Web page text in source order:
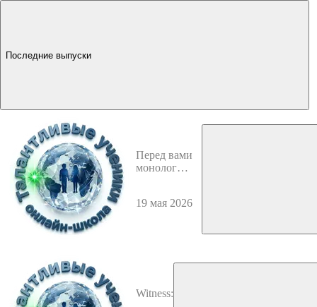
Последние выпуски
Перед вами
монолог
его 1–2 раза
19 мая 2026
Witness: